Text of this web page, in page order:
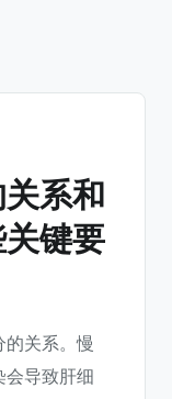
系和
键要
的关系。慢
会导致肝细